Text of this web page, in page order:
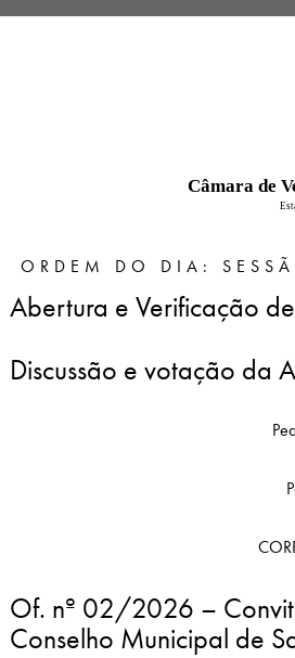
Câmara de
ORDEM DO DIA:
Abertura e Verificação
Discussão e votação da
Of. nº 02/2026 –
Conselho Municipal de